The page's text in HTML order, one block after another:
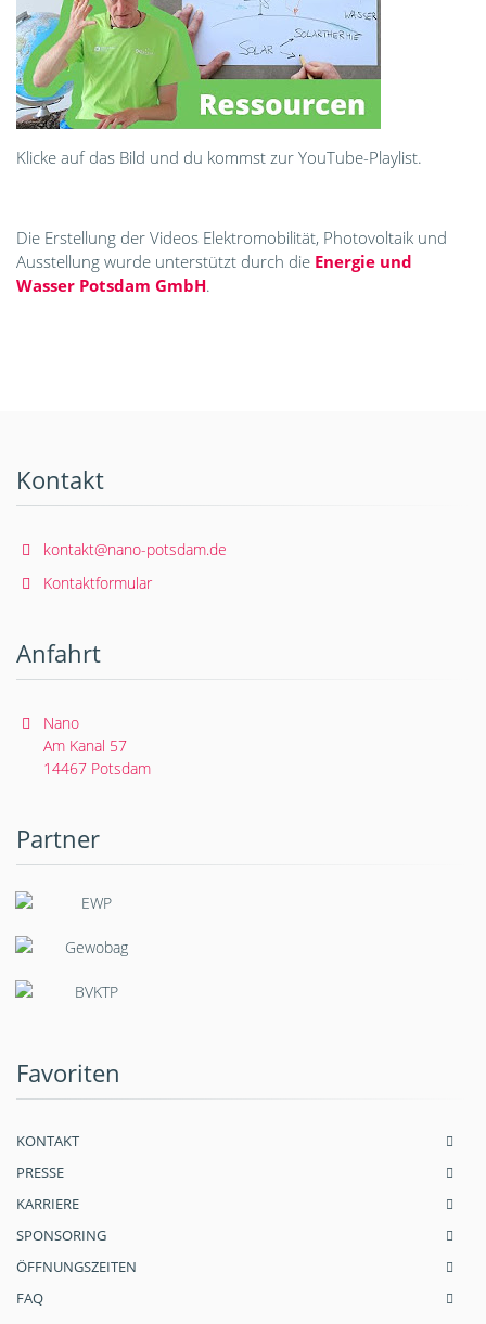
Klicke auf das Bild und du kommst zur YouTube-Playlist.
Die Erstellung der Videos Elektromobilität, Photovoltaik und
Ausstellung wurde unterstützt durch die Energie und
Wasser Potsdam GmbH.
Kontakt
kontakt@nano-potsdam.de
Kontaktformular
Anfahrt
Nano
Am Kanal 57
14467 Potsdam
Partner
Favoriten
KONTAKT
PRESSE
KARRIERE
SPONSORING
ÖFFNUNGSZEITEN
FAQ